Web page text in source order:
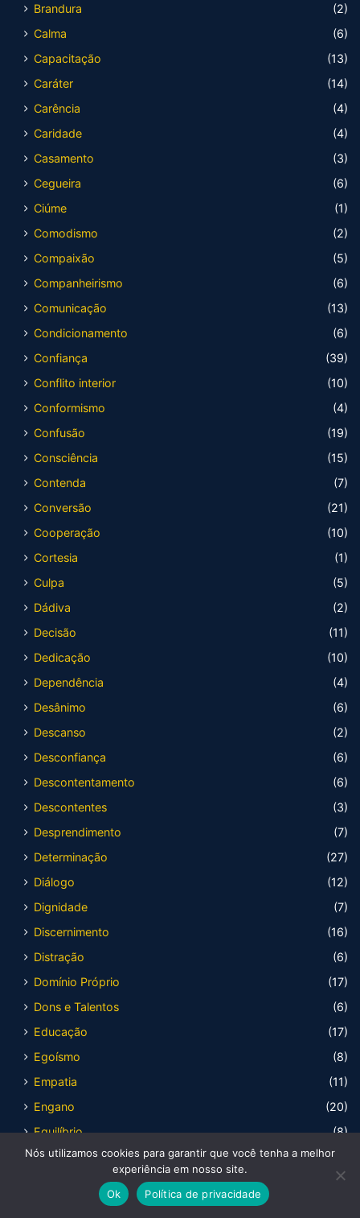
Brandura
(2)
Calma
(6)
Capacitação
(13)
Caráter
(14)
Carência
(4)
Caridade
(4)
Casamento
(3)
Cegueira
(6)
Ciúme
(1)
Comodismo
(2)
Compaixão
(5)
Companheirismo
(6)
Comunicação
(13)
Condicionamento
(6)
Confiança
(39)
Conflito interior
(10)
Conformismo
(4)
Confusão
(19)
Consciência
(15)
Contenda
(7)
Conversão
(21)
Cooperação
(10)
Cortesia
(1)
Culpa
(5)
Dádiva
(2)
Decisão
(11)
Dedicação
(10)
Dependência
(4)
Desânimo
(6)
Descanso
(2)
Desconfiança
(6)
Descontentamento
(6)
Descontentes
(3)
Desprendimento
(7)
Determinação
(27)
Diálogo
(12)
Dignidade
(7)
Discernimento
(16)
Distração
(6)
Domínio Próprio
(17)
Dons e Talentos
(6)
Educação
(17)
Egoísmo
(8)
Empatia
(11)
Engano
(20)
Equilíbrio
(8)
Escândalo
(2)
(6)
Nós utilizamos cookies para garantir que você tenha a melhor
experiência em nosso site.
Ok
Política de privacidade